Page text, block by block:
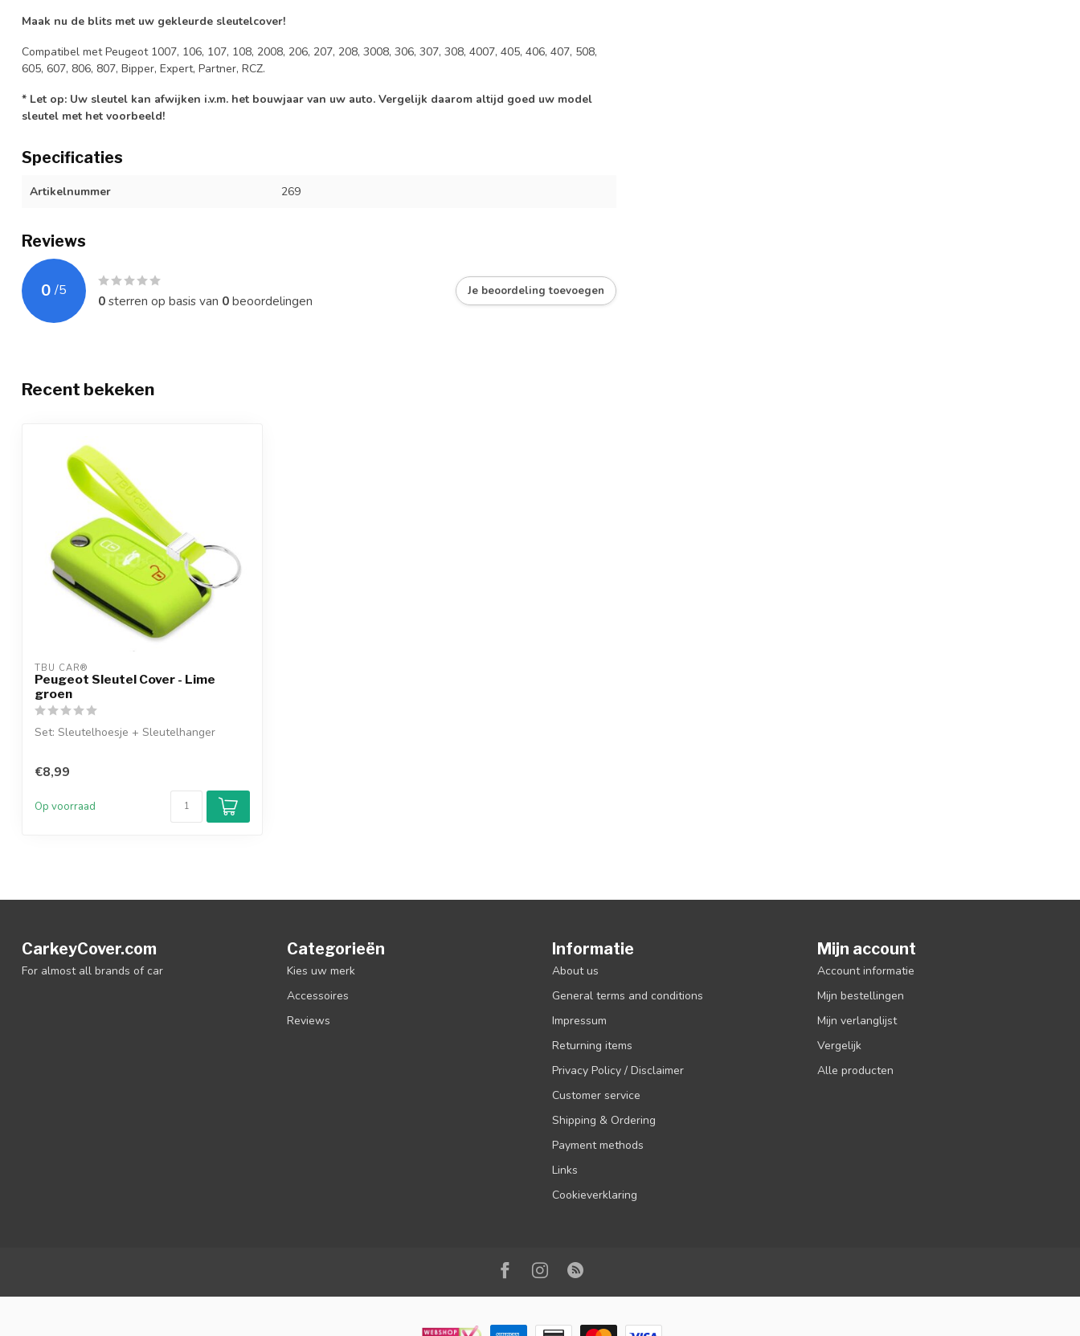
Maak nu de blits met uw gekleurde sleutelcover!
Compatibel met Peugeot 1007, 106, 107, 108, 2008, 206, 207, 208, 3008, 306, 307, 308, 4007, 405, 406, 407, 508,
605, 607, 806, 807, Bipper, Expert, Partner, RCZ.
* Let op: Uw sleutel kan afwijken i.v.m. het bouwjaar van uw auto. Vergelijk daarom altijd goed uw model
sleutel met het voorbeeld!
Specificaties
Artikelnummer 269
Reviews
0 /5
0sterren op basis van 0beoordelingen
Je beoordeling toevoegen
Recent bekeken
TBU CAR®
Peugeot Sleutel Cover - Lime
groen
Set: Sleutelhoesje + Sleutelhanger
€8,99
Op voorraad
CarkeyCover.com
For almost all brands of car
Categorieën
Kies uw merk
Accessoires
Reviews
Informatie
About us
General terms and conditions
Impressum
Returning items
Privacy Policy / Disclaimer
Customer service
Shipping & Ordering
Payment methods
Links
Cookieverklaring
Mijn account
Account informatie
Mijn bestellingen
Mijn verlanglijst
Vergelijk
Alle producten